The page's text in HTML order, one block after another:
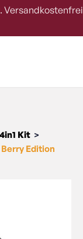
Versandkostenfrei
Kit >
Berry Edition